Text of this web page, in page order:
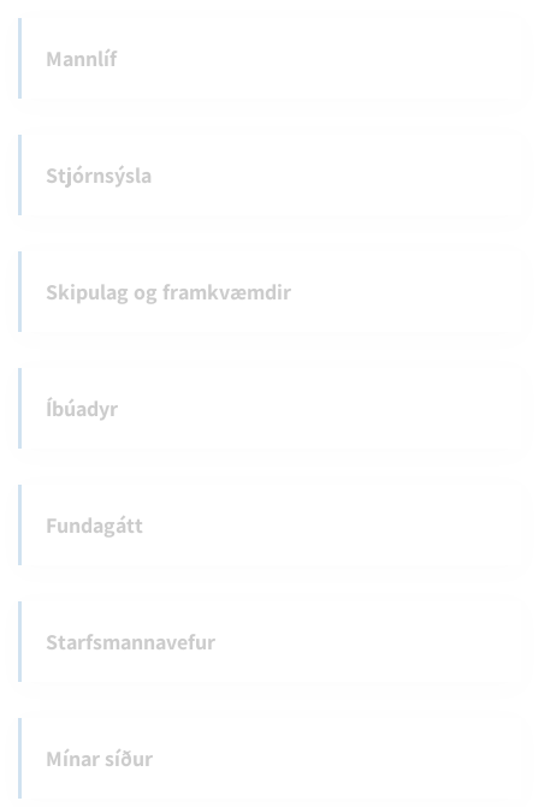
Mannlíf
Stjórnsýsla
Skipulag og framkvæmdir
Íbúadyr
Fundagátt
Starfsmannavefur
Mínar síður